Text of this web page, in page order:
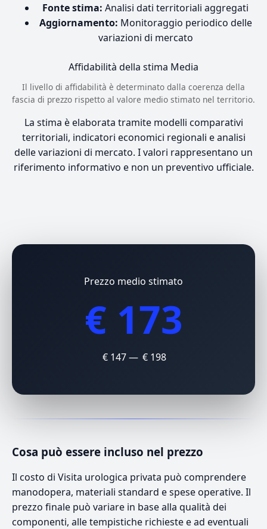
Fonte stima: Analisi dati territoriali aggregati
Aggiornamento: Monitoraggio periodico delle
variazioni di mercato
Affidabilità della stima Media
Il livello di affidabilità è determinato dalla coerenza della
fascia di prezzo rispetto al valore medio stimato nel territorio.
La stima è elaborata tramite modelli comparativi
territoriali, indicatori economici regionali e analisi
delle variazioni di mercato. I valori rappresentano un
riferimento informativo e non un preventivo ufficiale.
Prezzo medio stimato
€ 173
€ 147 — € 198
Cosa può essere incluso nel prezzo
Il costo di Visita urologica privata può comprendere
manodopera, materiali standard e spese operative. Il
prezzo finale può variare in base alla qualità dei
componenti, alle tempistiche richieste e ad eventuali